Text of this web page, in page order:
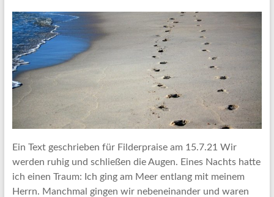
Ein Text geschrieben für Filderpraise am 15.7.21 Wir
werden ruhig und schließen die Augen. Eines Nachts hatte
ich einen Traum: Ich ging am Meer entlang mit meinem
Herrn. Manchmal gingen wir nebeneinander und waren